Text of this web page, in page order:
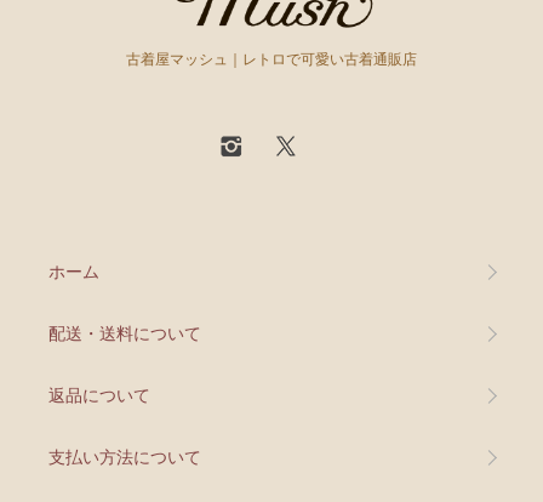
古着屋マッシュ｜レトロで可愛い古着通販店
ホーム
配送・送料について
返品について
支払い方法について